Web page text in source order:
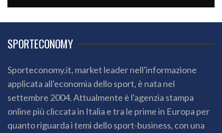
SPORTECONOMY
Sporteconomy.it, market leader nell'informazione
applicata all'economia dello sport, è nata nel
settembre 2004. Attualmente è l'agenzia stampa
online più cliccata in Italia e tra le prime in Europa per
quanto riguarda i temi dello sport-business, con una